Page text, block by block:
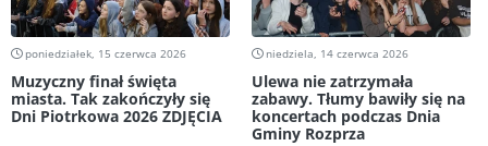
poniedziałek, 15 czerwca 2026
Muzyczny finał święta
miasta. Tak zakończyły się
Dni Piotrkowa 2026 ZDJĘCIA
niedziela, 14 czerwca 2026
Ulewa nie zatrzymała
zabawy. Tłumy bawiły się na
koncertach podczas Dnia
Gminy Rozprza